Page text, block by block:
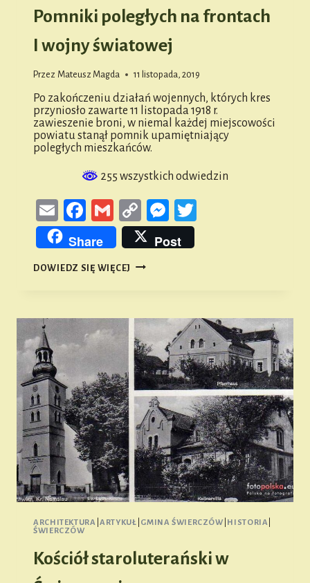
Pomniki poległych na frontach
I wojny światowej
Przez Mateusz Magda 11 listopada, 2019
Po zakończeniu działań wojennych, których kres
przyniosło zawarte 11 listopada 1918 r.
zawieszenie broni, w niemal każdej miejscowości
powiatu stanął pomnik upamiętniający
poległych mieszkańców.
255 wszystkich odwiedzin
EmailFacebook
GmailCopy
Link
Messenger
Share Post
DOWIEDZ SIĘ WIĘCEJ POMNIKI
ŚWIATOWEJ
ARCHITEKTURA |ARTYKUŁ GMINA ŚWIERCZÓW HISTORIA
ŚWIERCZÓW
Kościół staroluterański w